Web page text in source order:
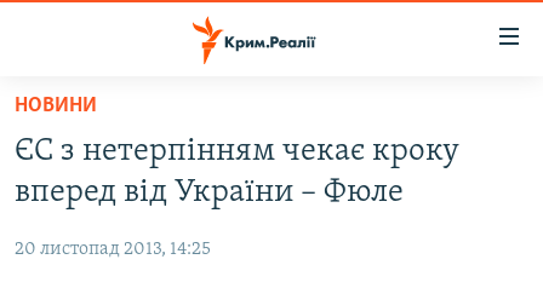
Перейти
основного
матеріалу
Перейти
до
ВІДЕО ТА ФОТО
ПОЛІТИКА
НОВИНИ
ЄС з нетерпінням чекає кроку
вперед від України – Фюле
20 листопад 2013, 14:25